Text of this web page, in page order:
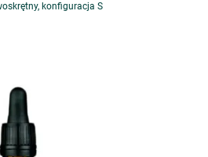
konfiguracja S